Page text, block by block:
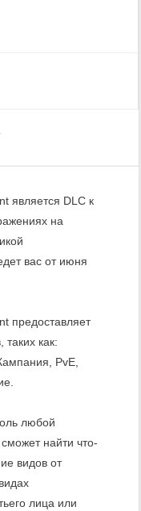
является DLC к
на
вас от июня
предоставляет
как:
PvE,
любой
найти что-
видов от
лица или